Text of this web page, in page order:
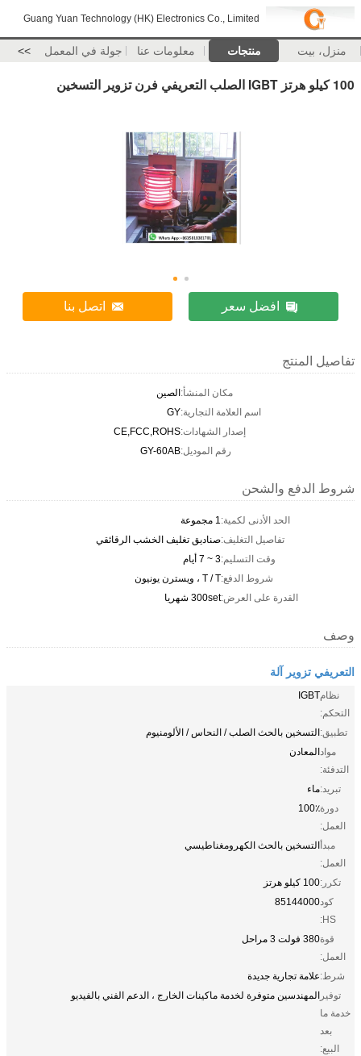
Guang Yuan Technology (HK) Electronics Co., Limited
منزل، بيت منتجات معلومات عنا جولة في المعمل >>
100 كيلو هرتز IGBT الصلب التعريفي فرن تزوير التسخين
افضل سعر اتصل بنا
تفاصيل المنتج
مكان المنشأ:الصين
اسم العلامة التجارية:GY
إصدار الشهادات:CE,FCC,ROHS
رقم الموديل:GY-60AB
شروط الدفع والشحن
الحد الأدنى لكمية:1 مجموعة
تفاصيل التغليف:صناديق تغليف الخشب الرقائقي
وقت التسليم:3 ~ 7 أيام
شروط الدفع:T / T ، ويسترن يونيون
القدرة على العرض:300set شهريا
وصف
التعريفي تزوير آلة
نظام
التحكم:
IGBT
تطبيق:التسخين بالحث الصلب / النحاس / الألومنيوم
مواد
التدفئة:
المعادن
تبريد:ماء
دورة
العمل:
100٪
مبدأ
العمل:
التسخين بالحث الكهرومغناطيسي
تكرر:100 كيلو هرتز
كود
HS:
85144000
قوة
العمل:
380 فولت 3 مراحل
شرط:علامة تجارية جديدة
توفير
خدمة ما
بعد
البيع:
المهندسين متوفرة لخدمة ماكينات الخارج ، الدعم الفني بالفيديو